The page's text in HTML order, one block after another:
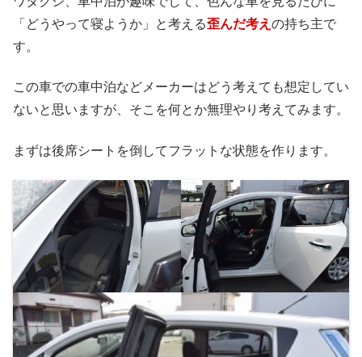
「どうやって寝ようか」と考える歪んだ考え の持ち主で
す。
この車での車中泊などメーカーはどう考えても想定してい
ないと思いますが、そこを何とか無理やり考えてみます。
まずは後席シートを倒してフラットな状態を作ります。